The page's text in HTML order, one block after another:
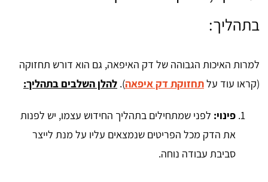
בתהליך:
למרות האיכות הגבוהה של דק האיפאה, גם הוא דורש תחזוקה
(קראו עוד עלתחזוקת דק איפאה). להלן השלבים בתהליך:
פינוי: לפני שמתחילים בתהליך החידוש עצמו, יש לפנות
את הדק מכל הפריטים שנמצאים עליו על מנת לייצר
סביבת עבודה נוחה.